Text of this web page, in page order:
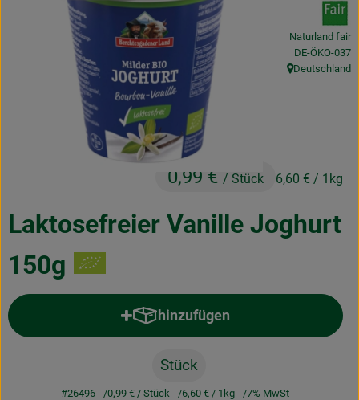
Obst & Gemüse
Naturkost
Drogerie & Diverses
Lieferservice
Über uns
Geschäftskunden
Laktosefreier Vanille Joghurt
150g
0,99 € / Stück 6,60 € / 1kg
Naturland fair
, Kontrollstelle:
DE-ÖKO-037
, Herkunft:
Deutschland
hinzufügen
Produkt zum Warenkorb
Stück
#26496 0,99 €/ Stück 6,60 €/ 1kg 7% MwSt